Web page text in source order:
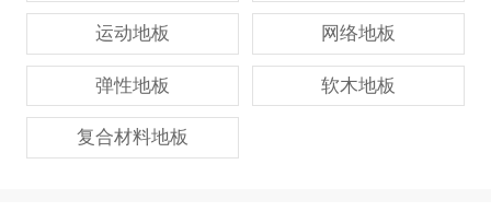
运动地板 网络地板
弹性地板 软木地板
复合材料地板